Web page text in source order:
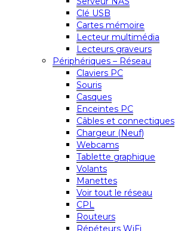
Clé USB
Cartes mémoire
Lecteur multimédia
Lecteurs graveurs
Périphériques – Réseau
Claviers PC
Souris
Casques
Enceintes PC
Câbles et connectiques
Chargeur (Neuf)
Webcams
Tablette graphique
Volants
Manettes
Voir tout le réseau
CPL
Routeurs
Répéteurs WiFi